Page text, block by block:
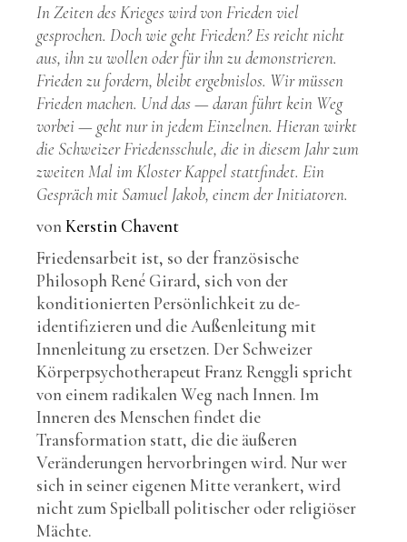
In Zeiten des Krieges wird von Frieden viel
gesprochen. Doch wie geht Frieden? Es reicht nicht
aus, ihn zu wollen oder für ihn zu demonstrieren.
Frieden zu fordern, bleibt ergebnislos. Wir müssen
Frieden machen. Und das — daran führt kein Weg
vorbei — geht nur in jedem Einzelnen. Hieran wirkt
die Schweizer Friedensschule, die in diesem Jahr zum
zweiten Mal im Kloster Kappel stattfindet. Ein
Gespräch mit Samuel Jakob, einem der Initiatoren.
vonKerstin Chavent
Friedensarbeit ist, so der französische
Philosoph René Girard, sich von der
konditionierten Persönlichkeit zu de-
identifizieren und die Außenleitung mit
Innenleitung zu ersetzen. Der Schweizer
Körperpsychotherapeut Franz Renggli spricht
von einem radikalen Weg nach Innen. Im
Inneren des Menschen findet die
Transformation statt, die die äußeren
Veränderungen hervorbringen wird. Nur wer
sich in seiner eigenen Mitte verankert, wird
nicht zum Spielball politischer oder religiöser
Mächte.